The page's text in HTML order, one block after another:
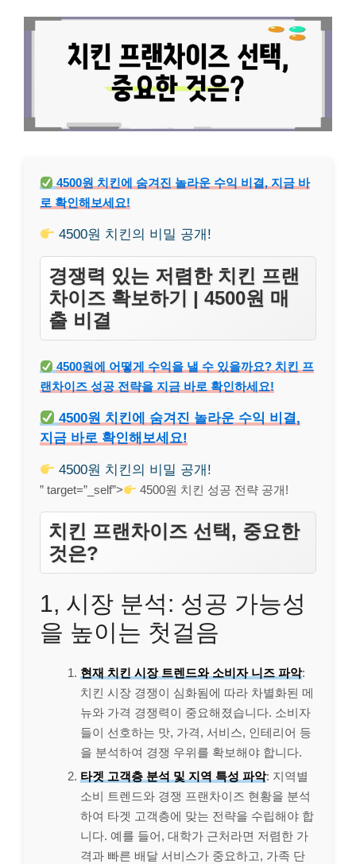
4500원 치킨에 숨겨진 놀라운 수익 비결, 지금 바
로 확인해보세요!
4500원 치킨의 비밀 공개!
경쟁력 있는 저렴한 치킨 프랜
차이즈 확보하기 | 4500원 매
출 비결
4500원에 어떻게 수익을 낼 수 있을까요? 치킨 프
랜차이즈 성공 전략을 지금 바로 확인하세요!
4500원 치킨에 숨겨진 놀라운 수익 비결,
지금 바로 확인해보세요!
4500원 치킨의 비밀 공개!
” target=”_self”> 4500원 치킨 성공 전략 공개!
치킨 프랜차이즈 선택, 중요한
것은?
1, 시장 분석: 성공 가능성
을 높이는 첫걸음
현재 치킨 시장 트렌드와 소비자 니즈 파악:
치킨 시장 경쟁이 심화됨에 따라 차별화된 메
뉴와 가격 경쟁력이 중요해졌습니다. 소비자
들이 선호하는 맛, 가격, 서비스, 인테리어 등
을 분석하여 경쟁 우위를 확보해야 합니다.
타겟 고객층 분석 및 지역 특성 파악: 지역별
소비 트렌드와 경쟁 프랜차이즈 현황을 분석
하여 타겟 고객층에 맞는 전략을 수립해야 합
니다. 예를 들어, 대학가 근처라면 저렴한 가
격과 빠른 배달 서비스가 중요하고, 가족 단